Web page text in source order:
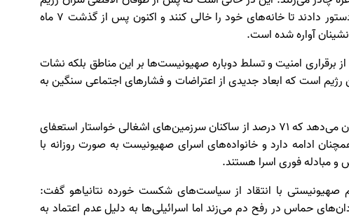
اسرائیل به اهالی دهکده‌ها و شهرک‌های هم مرز با غزه دستور دادند تا خانه‌های خود را خالی کنند و اکنون پس از گذشت ۷ ماه
آواره شده است.
برقراری امنیت و تسلط دوباره صهیونیست‌ها بر این مناطق بلکه نشات
است که ابعاد جدیدی از اعتراضات و فشارهای اجتماعی سنگین به
در همین حال نتایج نظرسنجی رسانه‌های صهیونیست نشان می‌دهد که ۷۱ درصد از ساکنان سرزمین‌های اشغالی خواستار استعفای
ادامه دارد و خانواده‌های اسرای صهیونیست به صورت روزانه با
و مبادله فوری اسرا هستند.
با انتقاد از سیاست‌های شکست خورده نتانیاهو گفت:
حماس در رفح دم می‌زند اما اسرائیلی‌ها به دلیل عدم اعتماد به